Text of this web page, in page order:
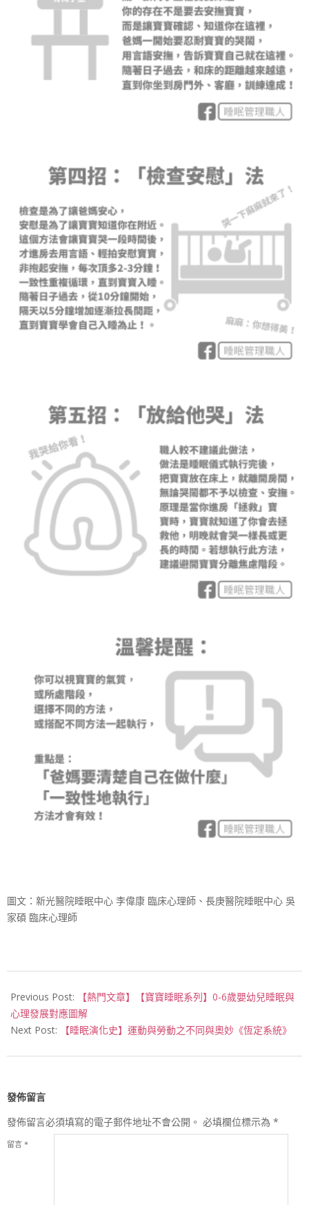
圖文：新光醫院睡眠中心 李偉康 臨床心理師、長庚醫院睡眠中心 吳
家碩 臨床心理師
05-
17
Previous Post:
【熱門文章】【寶寶睡眠系列】0-6歲嬰幼兒睡眠與
心理發展對應圖解
Next Post:
【睡眠演化史】運動與勞動之不同與奧妙《恆定系統》
發佈留言
發佈留言必須填寫的電子郵件地址不會公開。 必填欄位標示為 *
留言 *